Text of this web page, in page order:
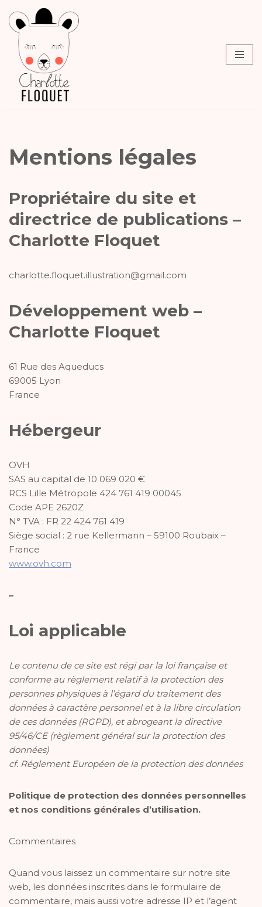
Aller
au
contenu
Mentions légales
Propriétaire du site et
directrice de publications –
Charlotte Floquet
charlotte.floquet.illustration@gmail.com
Développement web –
Charlotte Floquet
61 Rue des Aqueducs
69005 Lyon
France
Hébergeur
OVH
SAS au capital de 10 069 020 €
RCS Lille Métropole 424 761 419 00045
Code APE 2620Z
N° TVA : FR 22 424 761 419
Siège social : 2 rue Kellermann – 59100 Roubaix –
France
www.ovh.com
–
Loi applicable
Le contenu de ce site est régi par la loi française et
conforme au règlement relatif à la protection des
personnes physiques à l’égard du traitement des
données à caractère personnel et à la libre circulation
de ces données (RGPD), et abrogeant la directive
95/46/CE (règlement général sur la protection des
données)
cf. Réglement Européen de la protection des données
Politique de protection des données personnelles
et nos conditions générales d’utilisation.
Commentaires
Quand vous laissez un commentaire sur notre site
web, les données inscrites dans le formulaire de
commentaire, mais aussi votre adresse IP et l’agent